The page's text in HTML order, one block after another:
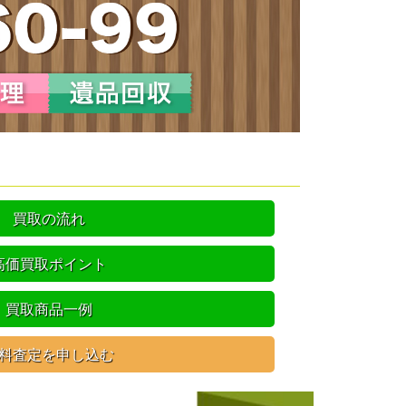
買取の流れ
価買取ポイント
買取商品一例
査定を申し込む